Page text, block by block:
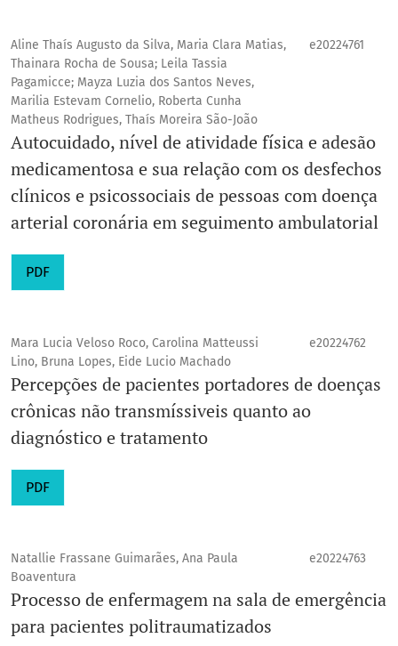
Aline Thaís Augusto da Silva, Maria Clara Matias,
Thainara Rocha de Sousa; Leila Tassia
Pagamicce; Mayza Luzia dos Santos Neves,
Marilia Estevam Cornelio, Roberta Cunha
Matheus Rodrigues, Thaís Moreira São-João
e20224761
Autocuidado, nível de atividade física e adesão
medicamentosa e sua relação com os desfechos
clínicos e psicossociais de pessoas com doença
arterial coronária em seguimento ambulatorial
PDF
Mara Lucia Veloso Roco, Carolina Matteussi
Lino, Bruna Lopes, Eide Lucio Machado
e20224762
Percepções de pacientes portadores de doenças
crônicas não transmíssiveis quanto ao
diagnóstico e tratamento
PDF
Natallie Frassane Guimarães, Ana Paula
Boaventura
e20224763
Processo de enfermagem na sala de emergência
para pacientes politraumatizados